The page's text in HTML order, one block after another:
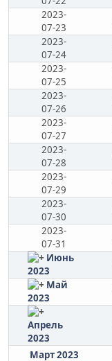
2023-
07-23
2023-
07-24
2023-
07-25
2023-
07-26
2023-
07-27
2023-
07-28
2023-
07-29
2023-
07-30
2023-
07-31
Июнь
2023
Май
2023
Апрель
2023
Март 2023